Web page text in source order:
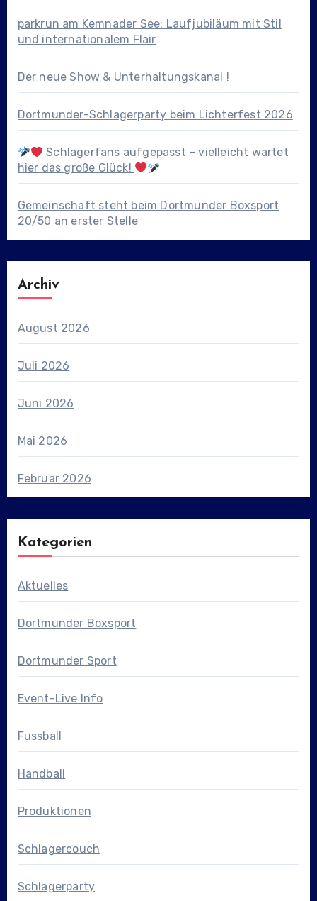
parkrun am Kemnader See: Laufjubiläum mit Stil
und internationalem Flair
Der neue Show & Unterhaltungskanal !
Dortmunder-Schlagerparty beim Lichterfest 2026
Schlagerfans aufgepasst – vielleicht wartet
hier das große Glück!
Gemeinschaft steht beim Dortmunder Boxsport
20/50 an erster Stelle
Archiv
August 2026
Juli 2026
Juni 2026
Mai 2026
Februar 2026
Kategorien
Aktuelles
Dortmunder Boxsport
Dortmunder Sport
Event-Live Info
Fussball
Handball
Produktionen
Schlagercouch
Schlagerparty